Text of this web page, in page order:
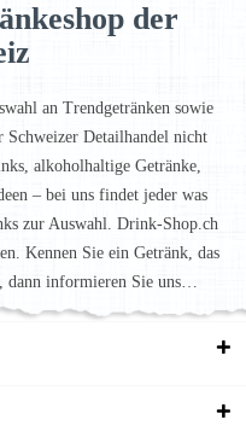
der
an Trendgetränken sowie
Detailhandel nicht
alkoholhaltige Getränke,
– bei uns findet jeder was
zur Auswahl. Drink-Shop.ch
Kennen Sie ein Getränk, das
dann informieren Sie uns…